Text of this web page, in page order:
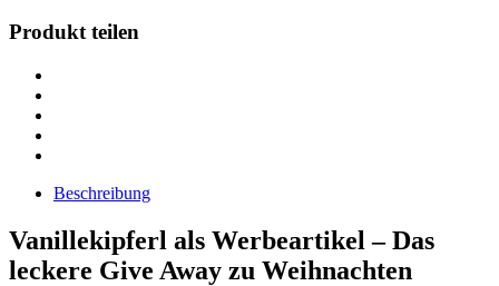
Produkt teilen
Beschreibung
Vanillekipferl als Werbeartikel – Das
leckere Give Away zu Weihnachten